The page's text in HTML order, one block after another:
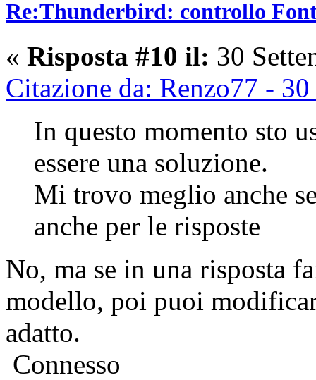
Re:Thunderbird: controllo
« Risposta #10 il: 30
Citazione da: Renzo77 -
In questo momento sto
essere una soluzione.
Mi trovo meglio anche
anche per le risposte
No, ma se in una risposta
modello, poi puoi
adatto.
Connesso